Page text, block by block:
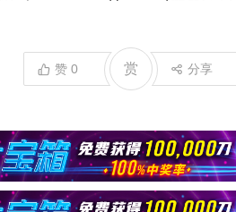
赞 0 赏 分享